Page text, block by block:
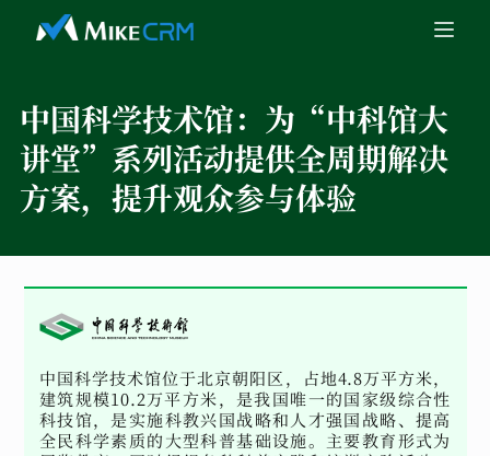
中国科学技术馆： 为“中科馆大
讲堂”系列活动提供全周期解决
方案，提升观众参与体验
中国科学技术馆位于北京朝阳区，占地4.8万平方米，
建筑规模10.2万平方米，是我国唯一的国家级综合性
科技馆，是实施科教兴国战略和人才强国战略、提高
全民科学素质的大型科普基础设施。主要教育形式为